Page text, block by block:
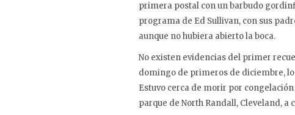
primera postal con un barbudo
programa de Ed Sullivan, con sus
aunque no hubiera abierto la boca.
No existen evidencias del primer
domingo de primeros de diciembre,
Estuvo cerca de morir por
parque de North Randall, Cleveland, a